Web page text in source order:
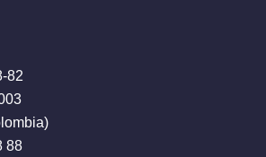
82
88